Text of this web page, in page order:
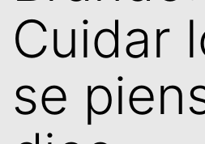
Cuidar
se